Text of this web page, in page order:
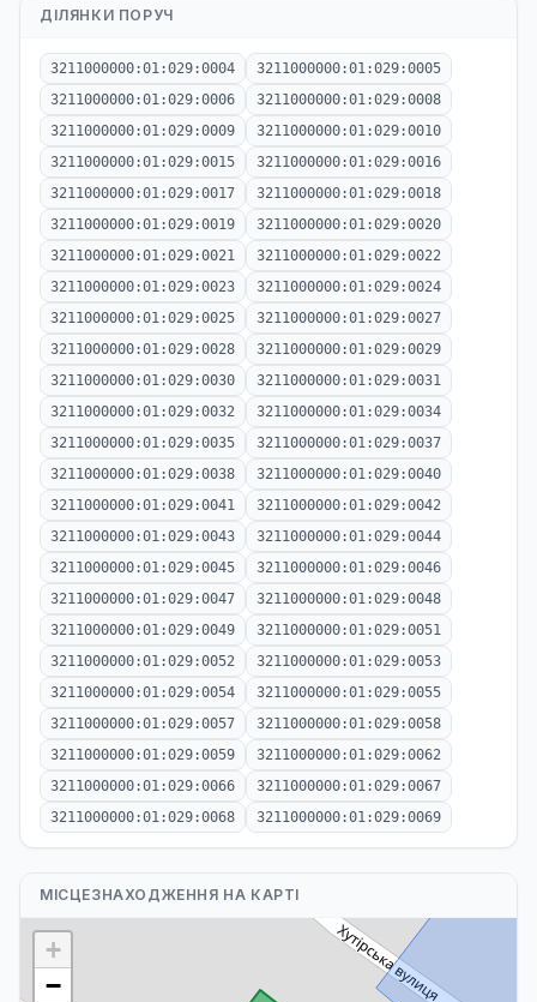
ДІЛЯНКИ ПОРУЧ
3211000000:01:029:0004
3211000000:01:029:0005
3211000000:01:029:0006
3211000000:01:029:0008
3211000000:01:029:0009
3211000000:01:029:0010
3211000000:01:029:0015
3211000000:01:029:0016
3211000000:01:029:0017
3211000000:01:029:0018
3211000000:01:029:0019
3211000000:01:029:0020
3211000000:01:029:0021
3211000000:01:029:0022
3211000000:01:029:0023
3211000000:01:029:0024
3211000000:01:029:0025
3211000000:01:029:0027
3211000000:01:029:0028
3211000000:01:029:0029
3211000000:01:029:0030
3211000000:01:029:0031
3211000000:01:029:0032
3211000000:01:029:0034
3211000000:01:029:0035
3211000000:01:029:0037
3211000000:01:029:0038
3211000000:01:029:0040
3211000000:01:029:0041
3211000000:01:029:0042
3211000000:01:029:0043
3211000000:01:029:0044
3211000000:01:029:0045
3211000000:01:029:0046
3211000000:01:029:0047
3211000000:01:029:0048
3211000000:01:029:0049
3211000000:01:029:0051
3211000000:01:029:0052
3211000000:01:029:0053
3211000000:01:029:0054
3211000000:01:029:0055
3211000000:01:029:0057
3211000000:01:029:0058
3211000000:01:029:0059
3211000000:01:029:0062
3211000000:01:029:0066
3211000000:01:029:0067
3211000000:01:029:0068
3211000000:01:029:0069
МІСЦЕЗНАХОДЖЕННЯ НА КАРТІ
+
−